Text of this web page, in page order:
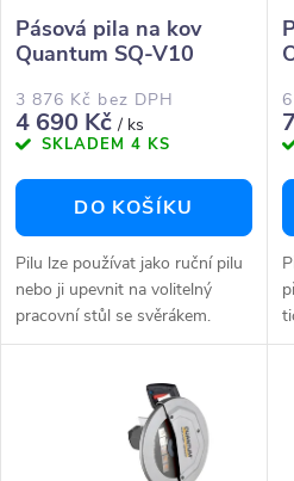
p
r
o
d
u
k
s
p
r
o
d
u
Pásová pila na kov
Quantum SQ-V10
3 876 Kč bez DPH
4 690 Kč/ ks
SKLADEM 4 KS
DO KOŠÍKU
Pilu lze používat jako ruční pilu
nebo ji upevnit na volitelný
pracovní stůl se svěrákem.
Ideální pro řezání plných
pevností v tahu a pro dělení...